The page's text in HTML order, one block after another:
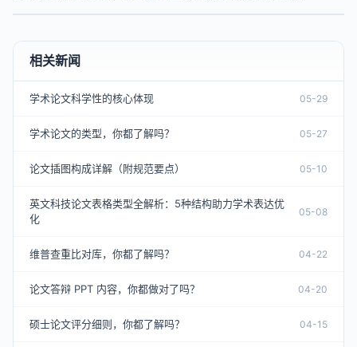
相关新闻
学术论文科学性的核心体现 05-29
学术论文的类型，你都了解吗？ 05-27
论文插图构成详解（附规范要点） 05-10
英文科技论文表格类型全解析：5种结构助力学术表达优
化
05-08
维普查重比对库，你都了解吗？ 04-22
论文答辩 PPT 内容，你都做对了吗？ 04-20
硕士论文评分细则，你都了解吗？ 04-15